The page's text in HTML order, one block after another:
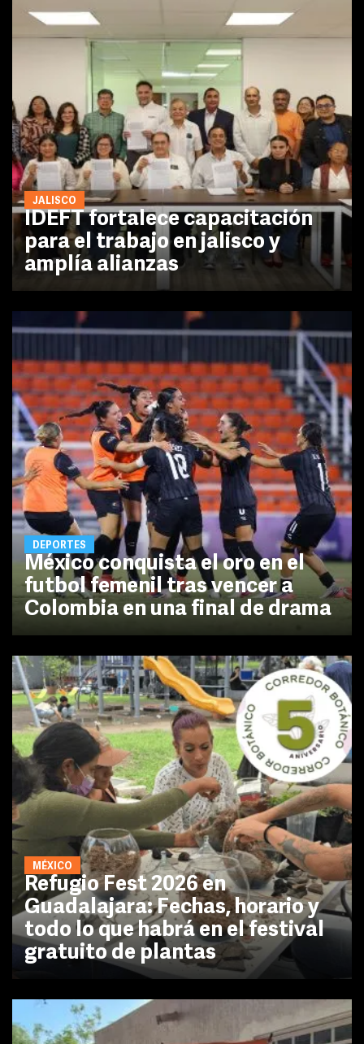
JALISCO
IDEFT fortalece capacitación
para el trabajo en jalisco y
amplía alianzas
DEPORTES
México conquista el oro en el
futbol femenil tras vencer a
Colombia en una final de drama
MÉXICO
Refugio Fest 2026 en
Guadalajara: Fechas, horario y
todo lo que habrá en el festival
gratuito de plantas